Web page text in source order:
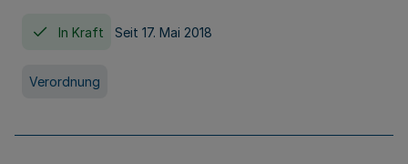
In Kraft Seit 17. Mai 2018
Verordnung